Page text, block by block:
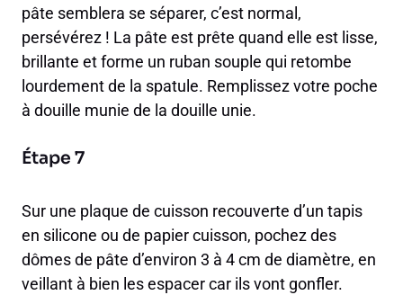
pâte semblera se séparer, c’est normal,
persévérez ! La pâte est prête quand elle est lisse,
brillante et forme un ruban souple qui retombe
lourdement de la spatule. Remplissez votre poche
à douille munie de la douille unie.
Étape 7
Sur une plaque de cuisson recouverte d’un tapis
en silicone ou de papier cuisson, pochez des
dômes de pâte d’environ 3 à 4 cm de diamètre, en
veillant à bien les espacer car ils vont gonfler.